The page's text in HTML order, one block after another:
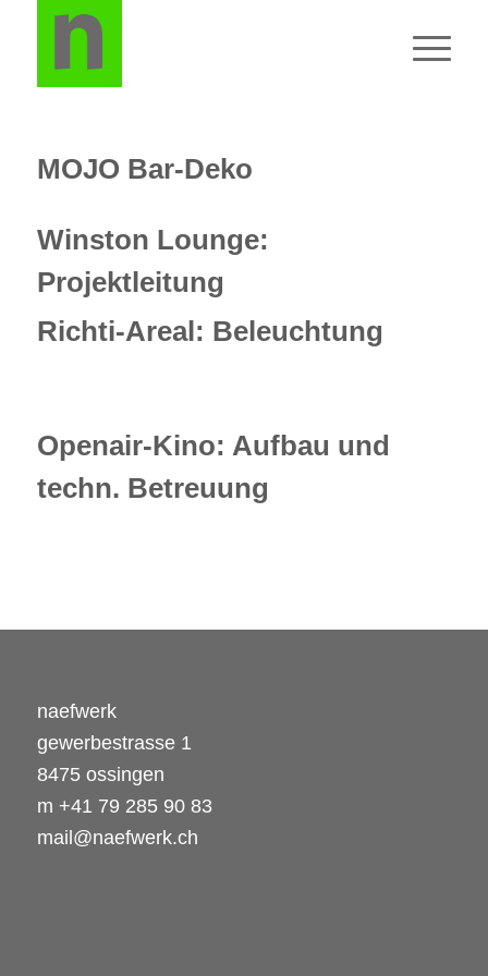
MOJO Bar-Deko
Winston Lounge:
Projektleitung
Richti-Areal: Beleuchtung
Openair-Kino: Aufbau und
techn. Betreuung
naefwerk
gewerbestrasse 1
8475 ossingen
m +41 79 285 90 83
mail@naefwerk.ch